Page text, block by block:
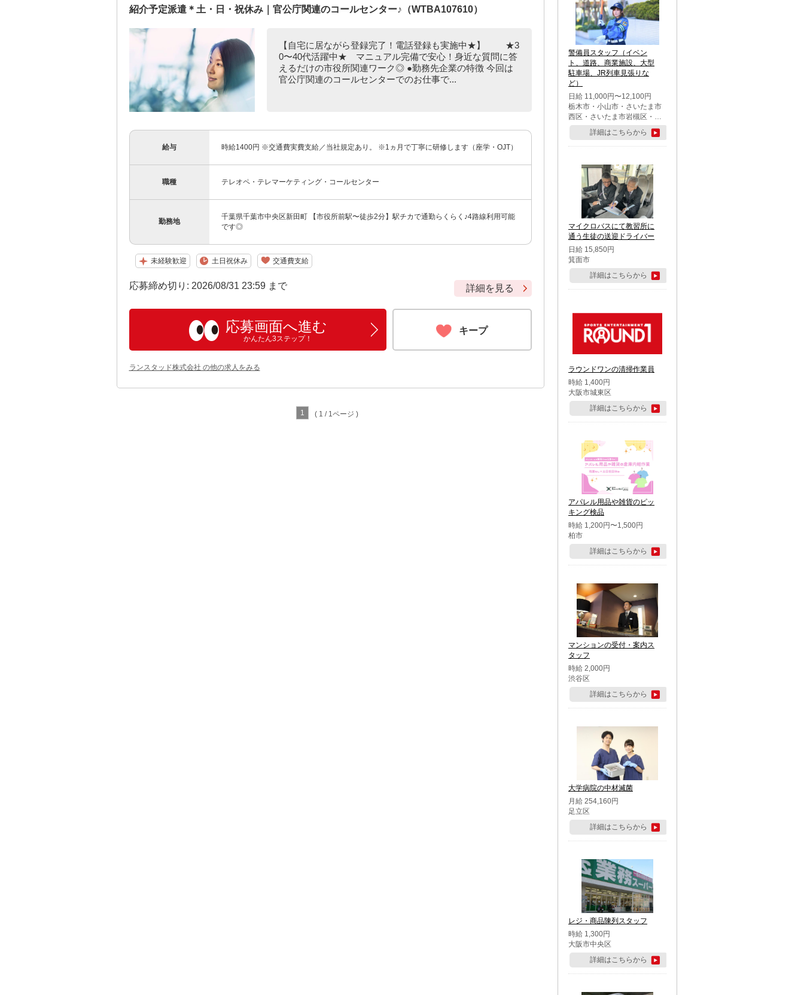
紹介予定派遣＊土・日・祝休み｜官公庁関連のコールセンター♪（WTBA107610）
【自宅に居ながら登録完了！電話登録も実施中★】 ★3
0〜40代活躍中★ マニュアル完備で安心！身近な質問に答
えるだけの市役所関連ワーク◎ ●勤務先企業の特徴 今回は
官公庁関連のコールセンターでのお仕事で...
給与 時給1400円 ※交通費実費支給／当社規定あり。 ※1ヵ月で丁寧に研修します（座学・OJT）
職種 テレオペ・テレマーケティング・コールセンター
勤務地
千葉県千葉市中央区新田町 【市役所前駅〜徒歩2分】駅チカで通勤らくらく♪4路線利用可能
です◎
未経験歓迎 土日祝休み 交通費支給
応募締め切り: 2026/08/31 23:59 まで 詳細を見る
応募画面へ進む
かんたん3ステップ！
キープ
ランスタッド株式会社 の他の求人をみる
1 ( 1 / 1ページ )
警備員スタッフ（イベン
ト、道路、商業施設、大型
駐車場、JR列車見張りな
ど）
日給 11,000円〜12,100円
栃木市・小山市・さいたま市
西区・さいたま市岩槻区・久
喜市・蓮田市
詳細はこちらから
マイクロバスにて教習所に
通う生徒の送迎ドライバー
日給 15,850円
箕面市
詳細はこちらから
ラウンドワンの清掃作業員
時給 1,400円
大阪市城東区
詳細はこちらから
アパレル用品や雑貨のピッ
キング検品
時給 1,200円〜1,500円
柏市
詳細はこちらから
マンションの受付・案内ス
タッフ
時給 2,000円
渋谷区
詳細はこちらから
大学病院の中材滅菌
月給 254,160円
足立区
詳細はこちらから
レジ・商品陳列スタッフ
時給 1,300円
大阪市中央区
詳細はこちらから